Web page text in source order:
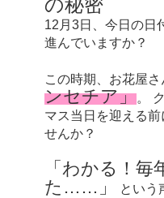
の秘密
12月3日、今日の日
進んでいますか？
この時期、お花屋
ンセチア」。
マス当日を迎える
せんか？
「わかる！
た……」
という